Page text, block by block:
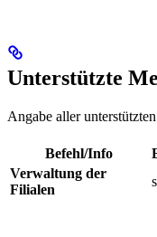
Unterstützte
Angabe aller
Befehl/Info
Verwaltung der
Filialen